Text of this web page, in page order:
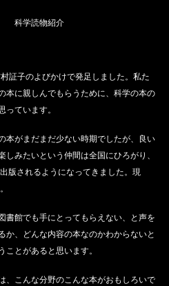
科学読物紹介
証子のよびかけで発足しました。私た
本に親しんでもらうために、科学の本の
っています。
本がまだまだ少ない時期でしたが、良い
みたいという仲間は全国にひろがり、
版されるようになってきました。現
書館でも手にとってもらえない、と声を
か、どんな内容の本なのかわからないと
とがあると思います。
、こんな分野のこんな本がおもしろいで